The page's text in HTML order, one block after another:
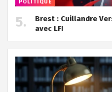
POLITIQUE
Brest : Cuillandre
avec LFI